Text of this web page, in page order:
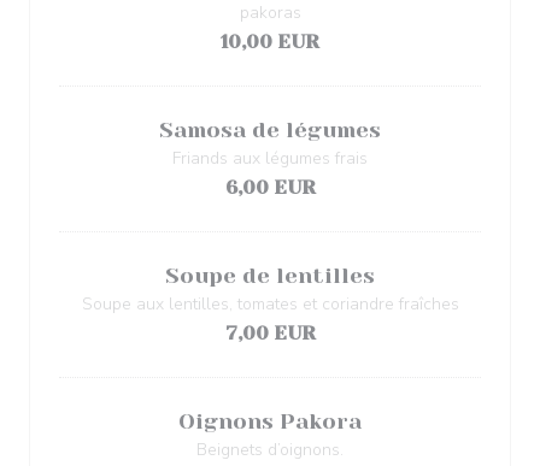
pakoras
10,00 EUR
Samosa de légumes
Friands aux légumes frais
6,00 EUR
Soupe de lentilles
Soupe aux lentilles, tomates et coriandre fraîches
7,00 EUR
Oignons Pakora
Beignets d’oignons.